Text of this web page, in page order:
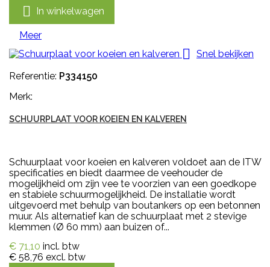
 In winkelwagen
Meer

Snel bekijken
Referentie: P334150
Merk:
SCHUURPLAAT VOOR KOEIEN EN KALVEREN
Schuurplaat voor koeien en kalveren voldoet aan de ITW
specificaties en biedt daarmee de veehouder de
mogelijkheid om zijn vee te voorzien van een goedkope
en stabiele schuurmogelijkheid. De installatie wordt
uitgevoerd met behulp van boutankers op een betonnen
muur. Als alternatief kan de schuurplaat met 2 stevige
klemmen (Ø 60 mm) aan buizen of...
€ 71,10 incl. btw
€ 58,76 excl. btw